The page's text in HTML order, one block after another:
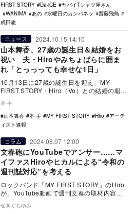
FIRST STORY
Da-iCE
ヤバイTシャツ屋さん
WANIMA
あの 水曜日のカンパネラ
齋藤飛鳥
成田凌
ニュース 2024.10.15 14:10
山本舞香、27歳の誕生日＆結婚をお
祝い 夫・Hiroやみちょぱらに囲ま
れ「とっっっても幸せな1日」
10月13日に27歳の誕生日を迎え、MY
FIRST STORY・Hiro（Vo）との結婚の報告
を仲睦まじい写真や動画で報告した…
本 手
山本舞香
本 手 MY FIRST STORY Hiro
アーテ
ィスト速報
コラム 2024.08.07 12:00
文春砲にYouTubeでアンサー……マ
イファスHiroやヒカルによる“令和の
週刊誌対応”を考える
ロックバンド「MY FIRST STORY」のHiro
が、YouTube動画で週刊文春の取材内容を
せきぐちゆみ